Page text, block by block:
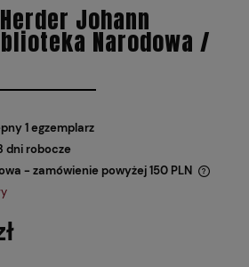
Johann
Narodowa /
1 egzemplarz
dni robocze
- zamówienie powyżej 150 PLN
kosztów płatności